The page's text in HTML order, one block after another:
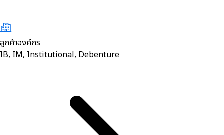
ลูกค้าองค์กร
IB, IM, Institutional, Debenture